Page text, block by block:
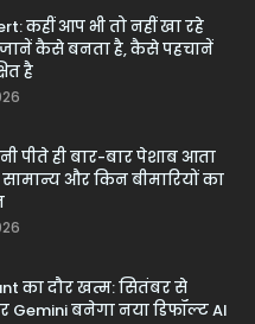
कहीं आप भी तो नहीं खा रहे
जानें कैसे बनता है, कैसे पहचानें
है
पीते ही बार-बार पेशाब आता
और किन बीमारियों का
का दौर खत्म: सितंबर से
Gemini बनेगा नया डिफॉल्ट AI